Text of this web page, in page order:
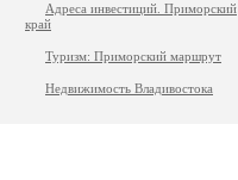
Адреса инвестиций. Приморский
край
Туризм: Приморский маршрут
Недвижимость Владивостока